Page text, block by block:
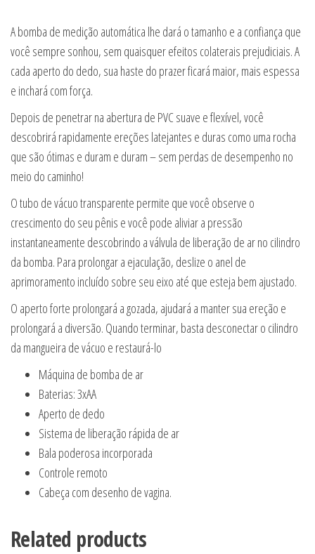
A bomba de medição automática lhe dará o tamanho e a confiança que
você sempre sonhou, sem quaisquer efeitos colaterais prejudiciais. A
cada aperto do dedo, sua haste do prazer ficará maior, mais espessa
e inchará com força.
Depois de penetrar na abertura de PVC suave e flexível, você
descobrirá rapidamente ereções latejantes e duras como uma rocha
que são ótimas e duram e duram – sem perdas de desempenho no
meio do caminho!
O tubo de vácuo transparente permite que você observe o
crescimento do seu pênis e você pode aliviar a pressão
instantaneamente descobrindo a válvula de liberação de ar no cilindro
da bomba. Para prolongar a ejaculação, deslize o anel de
aprimoramento incluído sobre seu eixo até que esteja bem ajustado.
O aperto forte prolongará a gozada, ajudará a manter sua ereção e
prolongará a diversão. Quando terminar, basta desconectar o cilindro
da mangueira de vácuo e restaurá-lo
Máquina de bomba de ar
Baterias: 3xAA
Aperto de dedo
Sistema de liberação rápida de ar
Bala poderosa incorporada
Controle remoto
Cabeça com desenho de vagina.
Related products